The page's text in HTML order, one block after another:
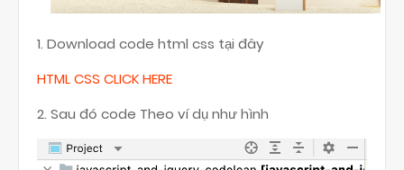
1. Download code html css tại đây
HTML CSS CLICK HERE
2. Sau đó code Theo ví dụ như hình